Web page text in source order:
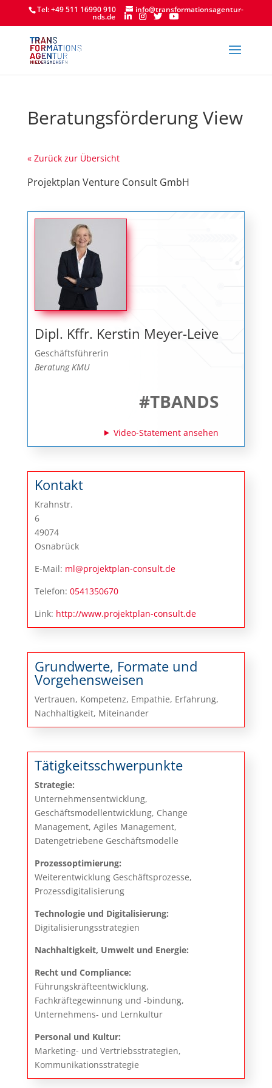
Tel: +49 511 16990 910 info@transformationsagentur-
nds.de
Beratungsförderung View
« Zurück zur Übersicht
Projektplan Venture Consult GmbH
Dipl. Kffr. Kerstin Meyer-Leive
Geschäftsführerin
Beratung KMU
#TBANDS
Video-Statement ansehen
Kontakt
Krahnstr.
6
49074
Osnabrück
E-Mail: ml@projektplan-consult.de
Telefon: 0541350670
Link: http://www.projektplan-consult.de
Grundwerte, Formate und
Vorgehensweisen
Vertrauen, Kompetenz, Empathie, Erfahrung,
Nachhaltigkeit, Miteinander
Tätigkeitsschwerpunkte
Strategie:
Unternehmensentwicklung,
Geschäftsmodellentwicklung, Change
Management, Agiles Management,
Datengetriebene Geschäftsmodelle
Prozessoptimierung:
Weiterentwicklung Geschäftsprozesse,
Prozessdigitalisierung
Technologie und Digitalisierung:
Digitalisierungsstrategien
Nachhaltigkeit, Umwelt und Energie:
Recht und Compliance:
Führungskräfteentwicklung,
Fachkräftegewinnung und -bindung,
Unternehmens- und Lernkultur
Personal und Kultur:
Marketing- und Vertriebsstrategien,
Kommunikationsstrategie